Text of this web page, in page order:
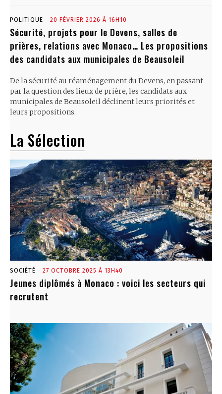
POLITIQUE 20 FÉVRIER 2026 À 16H10
Sécurité, projets pour le Devens, salles de
prières, relations avec Monaco… Les propositions
des candidats aux municipales de Beausoleil
De la sécurité au réaménagement du Devens, en passant
par la question des lieux de prière, les candidats aux
municipales de Beausoleil déclinent leurs priorités et
leurs propositions.
La Sélection
SOCIÉTÉ 27 OCTOBRE 2025 À 13H40
Jeunes diplômés à Monaco : voici les secteurs qui
recrutent